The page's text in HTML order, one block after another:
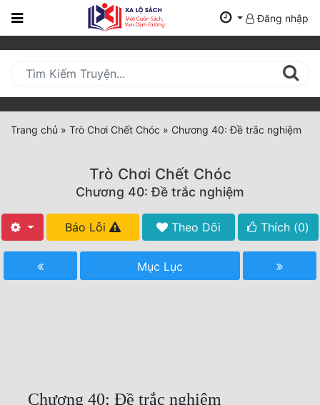
Trang
Mới
Cập
Nhật
(current)
Tất Cả
Truyện Convert
Đăng nhập
Trang chủ » Trò Chơi Chết Chóc » Chương 40: Đề trắc nghiệm
Trò Chơi Chết Chóc
Chương 40: Đề trắc nghiệm
Báo Lỗi Theo Dõi Thích (0)
Mục Lục